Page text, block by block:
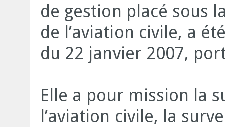
de gestion placé sous
de l’aviation civile, a
du 22 janvier 2007,
Elle a pour mission la
l’aviation civile, la